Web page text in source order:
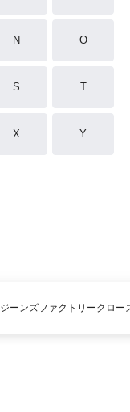
N O
S T
X Y
ジーンズファクトリークロー